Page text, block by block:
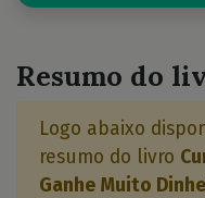
Resumo do
Logo abaixo
resumo do livro
Ganhe Muito